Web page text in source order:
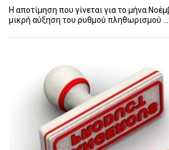
Η αποτίμηση που γίνεται για το μήνα
μικρή αύξηση του ρυθμού πληθωρισμού ...